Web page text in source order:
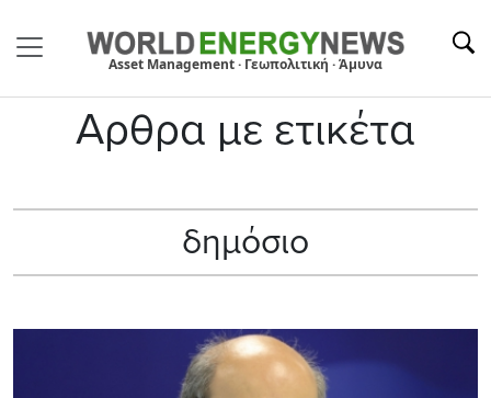
Asset Management · Γεωπολιτική · Άμυνα
Αρθρα με ετικέτα
δημόσιο